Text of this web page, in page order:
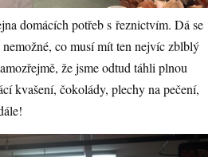
domácích potřeb s řeznictvím. Dá se
co musí mít ten nejvíc zblblý
že jsme odtud táhli plnou
kvašení, čokolády, plechy na pečení,